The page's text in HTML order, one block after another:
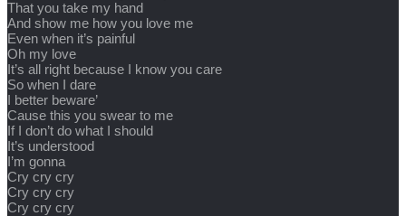
That you take my hand
And show me how you love me
Even when it’s painful
Oh my love
It’s all right because I know you care
So when I dare
I better beware’
Cause this you swear to me
If I don’t do what I should
It’s understood
I’m gonna
Cry cry cry
Cry cry cry
Cry cry cry